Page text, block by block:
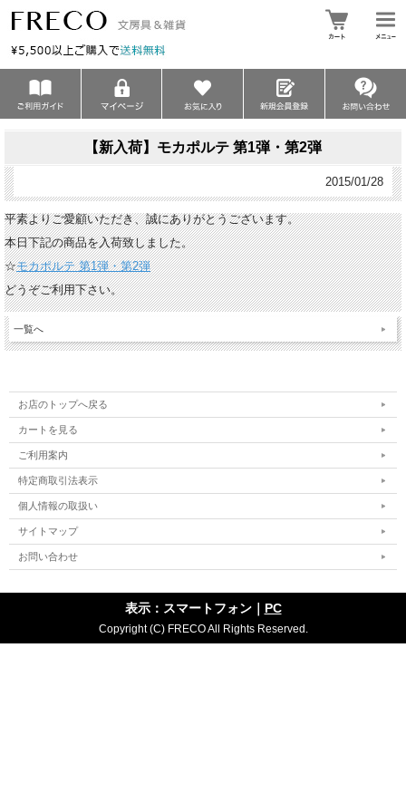
【新入荷】モカポルテ 第1弾・第2弾
2015/01/28
平素よりご愛顧いただき、誠にありがとうございます。
本日下記の商品を入荷致しました。
☆モカポルテ 第1弾・第2弾
どうぞご利用下さい。
一覧へ
お店のトップへ戻る
カートを見る
ご利用案内
特定商取引法表示
個人情報の取扱い
サイトマップ
お問い合わせ
表示：スマートフォン｜ PC
Copyright (C) FRECO All Rights Reserved.